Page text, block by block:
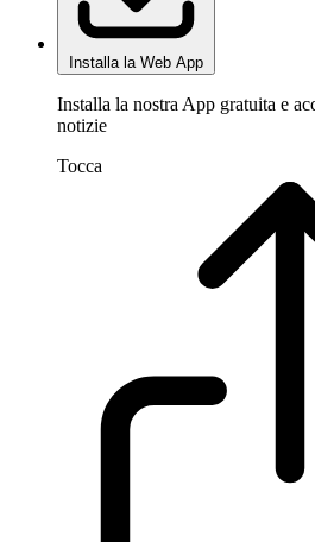
Installa la Web App
Installa la nostra App gratuita e
notizie
Tocca